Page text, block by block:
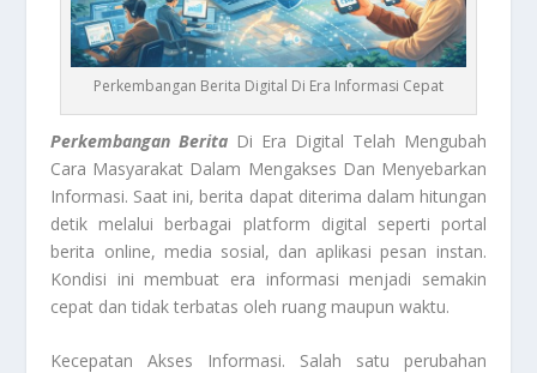
Perkembangan Berita Digital Di Era Informasi Cepat
Perkembangan Berita Di Era Digital Telah Mengubah
Cara Masyarakat Dalam Mengakses Dan Menyebarkan
Informasi. Saat ini, berita dapat diterima dalam hitungan
detik melalui berbagai platform digital seperti portal
berita online, media sosial, dan aplikasi pesan instan.
Kondisi ini membuat era informasi menjadi semakin
cepat dan tidak terbatas oleh ruang maupun waktu.
Kecepatan Akses Informasi. Salah satu perubahan